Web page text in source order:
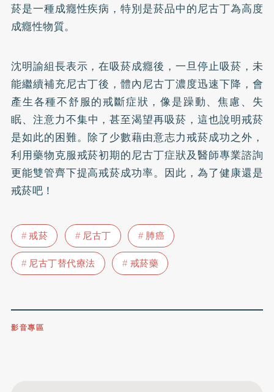
菸是一種成癮性疾病，特別是菸品中的尼古丁為高度
成癮性物質。
沈明諭組長表示，在吸菸成癮後，一旦停止吸菸，未
能繼續補充尼古丁後，體內尼古丁濃度迅速下降，會
產生各種不舒服的戒斷症狀，像是躁動、焦慮、 失
眠、注意力不集中，甚至渴望再吸菸，這也說明戒菸
是如此的困難。除了少數藉由意志力戒菸成功之外，
利用藥物克服戒菸初期的尼古丁症狀及醫師專業諮詢
更能雙管齊下提高戒菸成功率。因此，為了健康還是
戒菸吧！
戒菸 尼古丁
肺癌
尼古丁替代療法
戒菸藥
影音專區